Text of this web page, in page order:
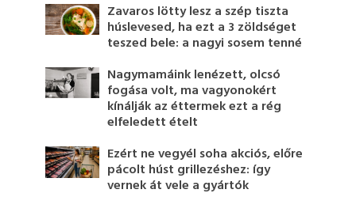
Zavaros lötty lesz a szép tiszta
húslevesed, ha ezt a 3 zöldséget
teszed bele: a nagyi sosem tenné
Nagymamáink lenézett, olcsó
fogása volt, ma vagyonokért
kínálják az éttermek ezt a rég
elfeledett ételt
Ezért ne vegyél soha akciós, előre
pácolt húst grillezéshez: így
vernek át vele a gyártók